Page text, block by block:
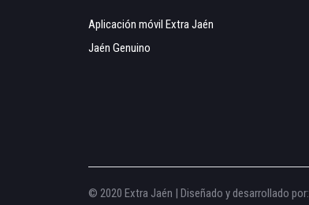
Aplicación móvil Extra Jaén
Jaén Genuino
© 2020 Extra Jaén | Diseñado y desarrollado por: